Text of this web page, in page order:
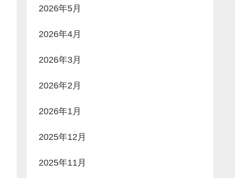
2026年5月
2026年4月
2026年3月
2026年2月
2026年1月
2025年12月
2025年11月